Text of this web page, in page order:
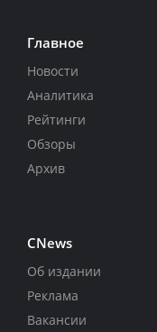
Главное
Новости
Аналитика
Рейтинги
Обзоры
Архив
CNews
Об издании
Реклама
Вакансии